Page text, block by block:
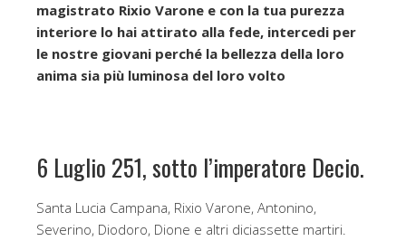
magistrato Rixio Varone e con la tua purezza
interiore lo hai attirato alla fede, intercedi per
le nostre giovani perché la bellezza della loro
anima sia più luminosa del loro volto
6 Luglio 251, sotto l’imperatore Decio.
Santa Lucia Campana, Rixio Varone, Antonino,
Severino, Diodoro, Dione e altri diciassette martiri.